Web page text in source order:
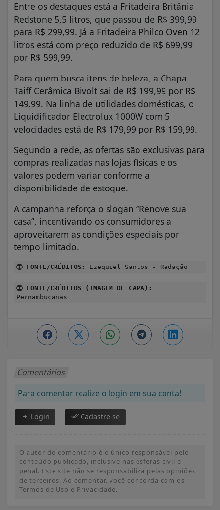
Entre os destaques está a Fritadeira Britânia
Redstone 5,5 litros, que passou de R$ 399,99
para R$ 299,99. Já a Fritadeira Philco Oven 12
litros está com preço reduzido de R$ 699,99
por R$ 599,99.
Para quem busca itens de beleza, a Chapa
Taiff Cerâmica Bivolt sai de R$ 199,99 por R$
149,99. Na linha de utilidades domésticas, o
Liquidificador Electrolux 1000W com 5
velocidades está de R$ 179,99 por R$ 159,99.
Segundo a rede, as ofertas são exclusivas para
compras realizadas nas lojas físicas e os
valores podem variar conforme a
disponibilidade de estoque.
A campanha reforça o slogan “Renove sua
casa”, incentivando os consumidores a
aproveitarem as condições especiais por
tempo limitado.
FONTE/CRÉDITOS: Ezequiel Santos - Redação
FONTE/CRÉDITOS (IMAGEM DE CAPA):
Pernambucanas
Comentários
Para comentar realize o login em sua conta!
Login Cadastre-se
O autor do comentário é o único responsável pelo
conteúdo publicado, inclusive nas esferas civil e
penal. Este site não se responsabiliza pelas opiniões
de terceiros. Ao comentar, você concorda com os
Termos de Uso e Privacidade.